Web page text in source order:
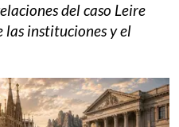
del caso Leire
las instituciones y el